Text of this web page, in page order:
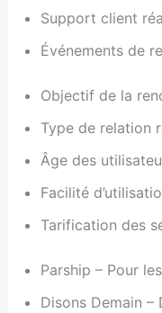
Support client
Événements de
Objectif de la
Type de relation
Âge des
Facilité
Tarification des
Parship – Pour
Disons Demain –